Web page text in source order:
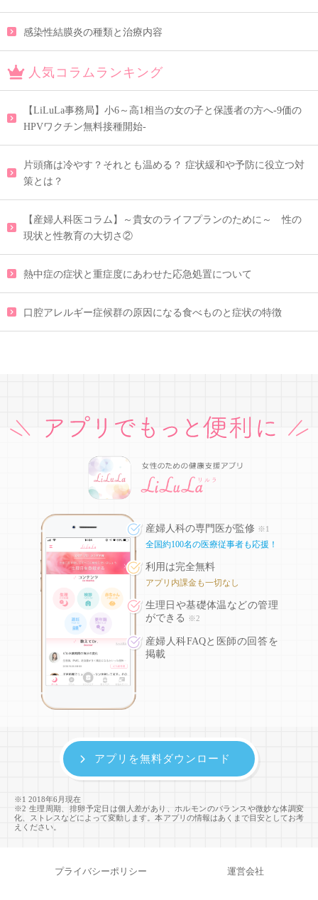
感染性結膜炎の種類と治療内容
人気コラムランキング
【LiLuLa事務局】小6～高1相当の女の子と保護者の方へ-9価の
HPVワクチン無料接種開始-
片頭痛は冷やす？それとも温める？ 症状緩和や予防に役立つ対
策とは？
【産婦人科医コラム】～貴女のライフプランのために～ 性の
現状と性教育の大切さ②
熱中症の症状と重症度にあわせた応急処置について
口腔アレルギー症候群の原因になる食べものと症状の特徴
産婦人科の専門医が監修 ※1
全国約100名の医療従事者も応援！
利用は完全無料
アプリ内課金も一切なし
生理日や基礎体温などの管理
ができる
※2
産婦人科FAQと医師の回答を
掲載
※1 2018年6月現在
※2 生理周期、排卵予定日は個人差があり、ホルモンのバランスや微妙な体調変
化、ストレスなどによって変動します。本アプリの情報はあくまで目安としてお考
えください。
アプリを無料ダウンロード
プライバシーポリシー 運営会社